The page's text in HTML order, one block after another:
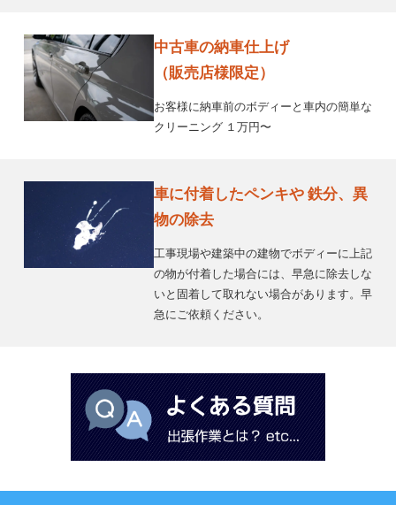
中古車の納車仕上げ
（販売店様限定）
お客様に納車前のボディーと車内の簡単な
クリーニング １万円〜
車に付着したペンキや 鉄分、異
物の除去
工事現場や建築中の建物でボディーに上記
の物が付着した場合には、早急に除去しな
いと固着して取れない場合があります。早
急にご依頼ください。